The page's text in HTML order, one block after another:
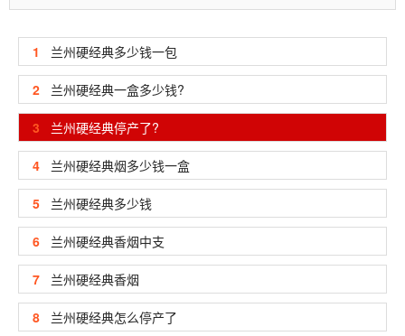
1 兰州硬经典多少钱一包
2 兰州硬经典一盒多少钱?
3 兰州硬经典停产了?
4 兰州硬经典烟多少钱一盒
5 兰州硬经典多少钱
6 兰州硬经典香烟中支
7 兰州硬经典香烟
8 兰州硬经典怎么停产了